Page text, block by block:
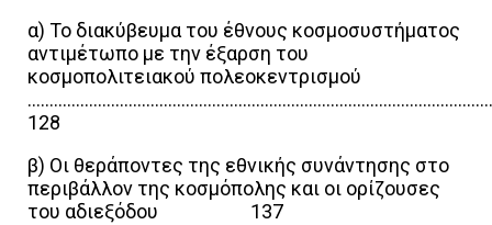
α) Το διακύβευμα του έθνους κοσμοσυστήματος
αντιμέτωπο με την έξαρση του
κοσμοπολιτειακού πολεοκεντρισμού
128
β) Οι θεράποντες της εθνικής συνάντησης στο
περιβάλλον της κοσμόπολης και οι ορίζουσες
του αδιεξόδου 137